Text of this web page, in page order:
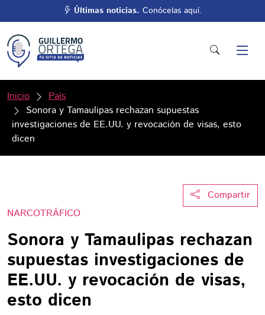
Últimas noticias. Conócelas aquí.
Inicio
País
Sonora y Tamaulipas rechazan supuestas
investigaciones de EE.UU. y revocación de visas, esto
dicen
Compartir
NARCOTRÁFICO
Sonora y Tamaulipas rechazan
supuestas investigaciones de
EE.UU. y revocación de visas,
esto dicen